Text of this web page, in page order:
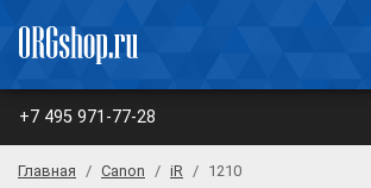
+7 495 971-77-28
Главная Canon iR 1210